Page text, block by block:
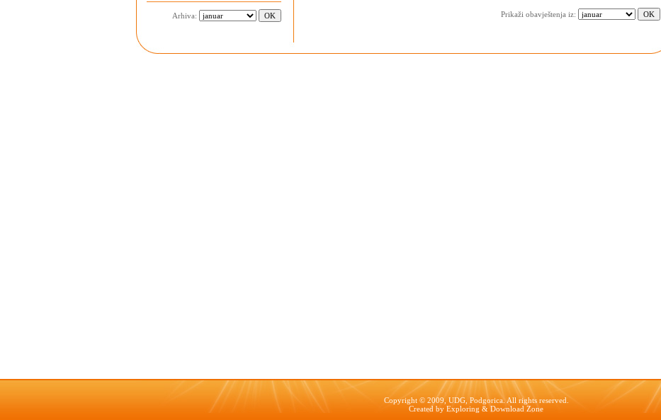
Arhiva: Prikaži obavještenja iz:
Copyright © 2009, UDG, Podgorica. All rights reserved.
Created by Exploring &Download Zone